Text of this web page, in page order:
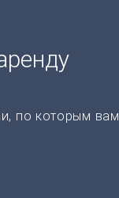
по которым вам